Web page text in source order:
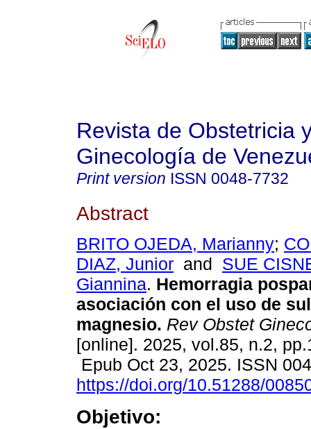
Revista de Obstetricia
Ginecología de
Print version ISSN 0048-7732
Abstract
BRITO OJEDA, Marianny;
DIAZ, Junior and SUE
Giannina. Hemorragia
asociación con el uso de
magnesio. Rev Obstet
[online]. 2025, vol.85, n.2,
Epub Oct 23, 2025. ISSN
https://doi.org/10.51288/
Objetivo: